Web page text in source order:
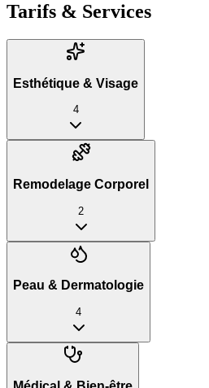
Tarifs & Services
Esthétique & Visage
4
Remodelage Corporel
2
Peau & Dermatologie
4